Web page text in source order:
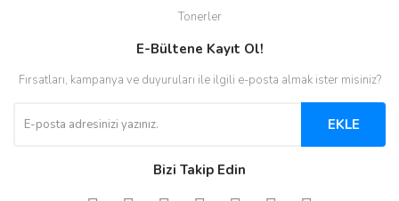
Tonerler
E-Bültene Kayıt Ol!
Fırsatları, kampanya ve duyuruları ile ilgili e-posta almak ister misiniz?
EKLE
Bizi Takip Edin